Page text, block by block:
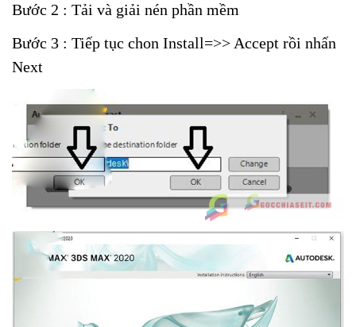
Bước 2 : Tải và giải nén phần mềm
Bước 3 : Tiếp tục chon Install=>> Accept rồi nhấn
Next